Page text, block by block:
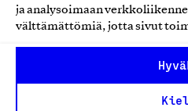
ja analysoimaan
välttämättömiä, jotta sivut
Olemme jäsentemme
työmarkkinajärjestöistä